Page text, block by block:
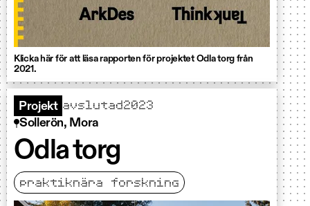
Klicka här för att läsa rapporten för projektet Odla torg från
2021.
Projekt avslutad2023
Sollerön, Mora
Odla torg
praktiknära forskning